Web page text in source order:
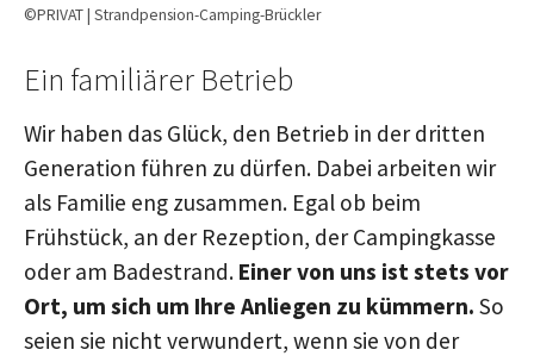
©PRIVAT | Strandpension-Camping-Brückler
Ein familiärer Betrieb
Wir haben das Glück, den Betrieb in der dritten
Generation führen zu dürfen. Dabei arbeiten wir
als Familie eng zusammen. Egal ob beim
Frühstück, an der Rezeption, der Campingkasse
oder am Badestrand. Einer von uns ist stets vor
Ort, um sich um Ihre Anliegen zu kümmern. So
seien sie nicht verwundert, wenn sie von der